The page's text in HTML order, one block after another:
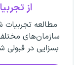
از
مطالعه
سازمان‌های
بسزایی در قبولی